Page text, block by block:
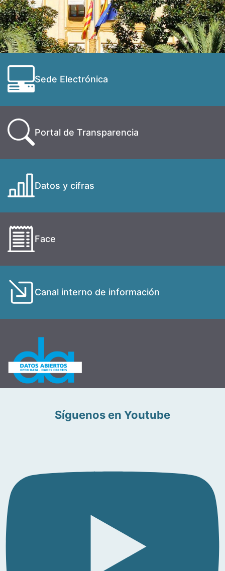
Sede Electrónica
Portal de Transparencia
Datos y cifras
Face
Canal interno de información
Síguenos en Youtube